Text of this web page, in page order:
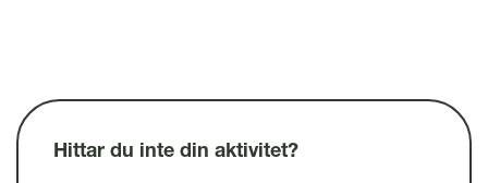
Hittar du inte din aktivitet?